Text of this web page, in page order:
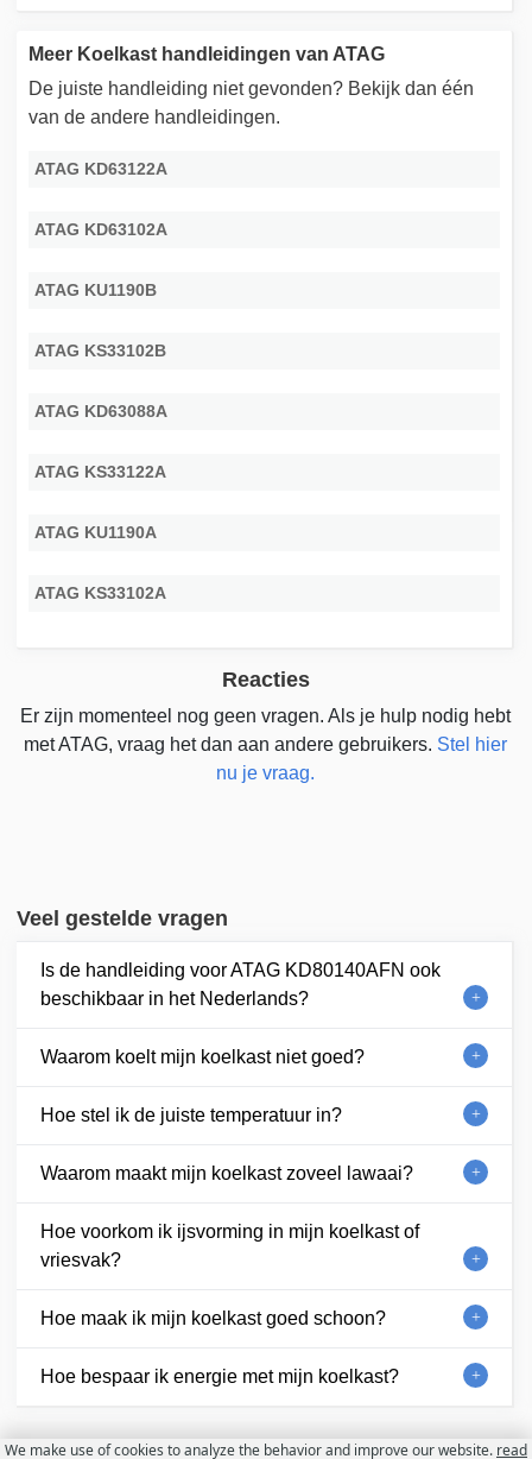
Meer Koelkast handleidingen van ATAG
De juiste handleiding niet gevonden? Bekijk dan één
van de andere handleidingen.
ATAG KD63122A
ATAG KD63102A
ATAG KU1190B
ATAG KS33102B
ATAG KD63088A
ATAG KS33122A
ATAG KU1190A
ATAG KS33102A
Reacties
Er zijn momenteel nog geen vragen. Als je hulp nodig hebt
met ATAG, vraag het dan aan andere gebruikers. Stel hier
nu je vraag.
Veel gestelde vragen
Is de handleiding voor ATAG KD80140AFN ook
beschikbaar in het Nederlands?
Waarom koelt mijn koelkast niet goed?
Hoe stel ik de juiste temperatuur in?
Waarom maakt mijn koelkast zoveel lawaai?
Hoe voorkom ik ijsvorming in mijn koelkast of
vriesvak?
Hoe maak ik mijn koelkast goed schoon?
Hoe bespaar ik energie met mijn koelkast?
We make use of cookies to analyze the behavior and improve our website. read